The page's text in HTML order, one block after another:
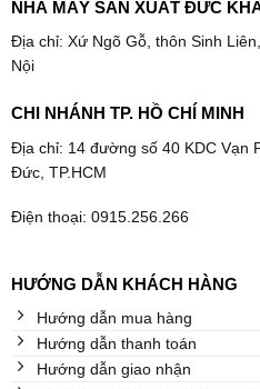
NHÀ MÁY SẢN XUẤT ĐỨC
Địa chỉ: Xứ Ngõ Gỗ, thôn Sinh
Nội
CHI NHÁNH TP. HỒ CHÍ MINH
Địa chỉ: 14 đường số 40 KDC Vạn
Đức, TP.HCM
Điện thoại: 0915.256.266
HƯỚNG DẪN KHÁCH HÀNG
Hướng dẫn mua hàng
Hướng dẫn thanh toán
Hướng dẫn giao nhận